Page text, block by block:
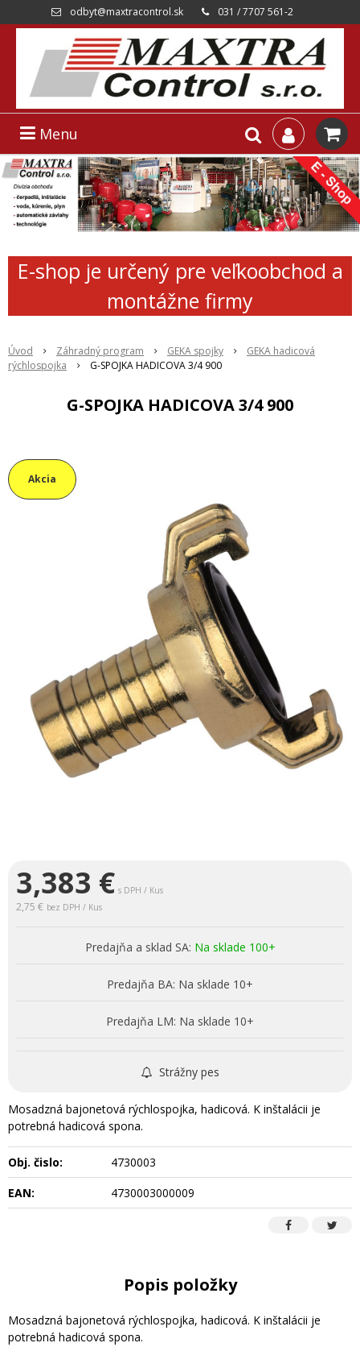
odbyt@maxtracontrol.sk 031 / 7707 561-2
Menu
E-shop je určený pre veľkoobchod a
montážne firmy
Úvod Záhradný program GEKA spojky
GEKA hadicová
rýchlospojka
G-SPOJKA HADICOVA 3/4 900
G-SPOJKA HADICOVA 3/4 900
Akcia
3,383 € s DPH / Kus
2,75 € bez DPH / Kus
Predajňa a sklad SA: Na sklade 100+
Predajňa BA: Na sklade 10+
Predajňa LM: Na sklade 10+
Strážny pes
Mosadzná bajonetová rýchlospojka, hadicová. K inštalácii je
potrebná hadicová spona.
Obj. čislo:
4730003
EAN:
4730003000009
Popis položky
Mosadzná bajonetová rýchlospojka, hadicová. K inštalácii je
potrebná hadicová spona.